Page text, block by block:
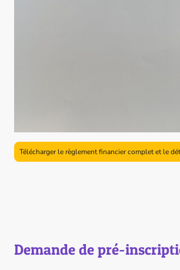
Télécharger le règlement financier complet et le
Demande de pré-